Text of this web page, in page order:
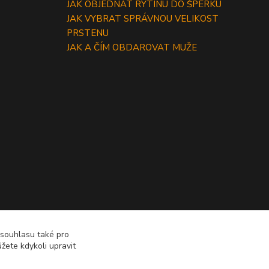
JAK OBJEDNAT RYTINU DO ŠPERKU
JAK VYBRAT SPRÁVNOU VELIKOST
PRSTENU
JAK A ČÍM OBDAROVAT MUŽE
také pro
kdykoli upravit